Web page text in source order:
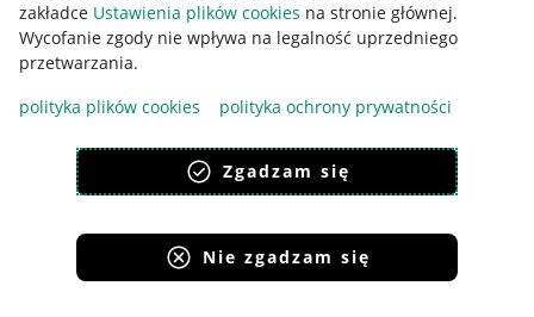
zakładce Ustawienia plików cookies na stronie głównej.
Wycofanie zgody nie wpływa na legalność uprzedniego
przetwarzania.
polityka plików cookies
polityka ochrony prywatności
Zgadzam się
Nie zgadzam się
Korzystanie z serwisu oznacza akceptacjęregulaminu